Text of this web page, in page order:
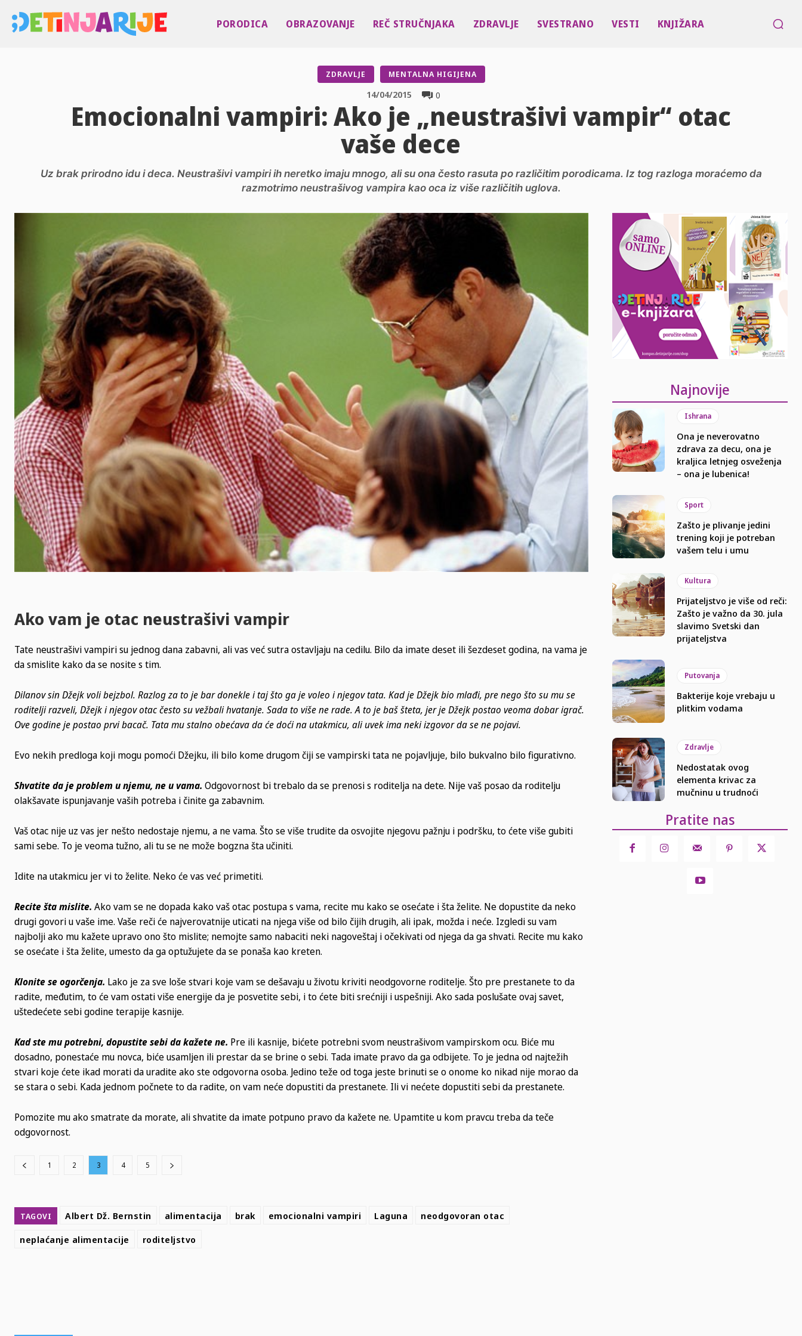
PORODICA OBRAZOVANJE REČ STRUČNJAKA ZDRAVLJE SVESTRANO VESTI KNJIŽARA
ZDRAVLJE MENTALNA HIGIJENA
0
14/04/2015
Emocionalni vampiri: Ako je „neustrašivi vampir“ otac
vaše dece
Uz brak prirodno idu i deca. Neustrašivi vampiri ih neretko imaju mnogo, ali su ona često rasuta po različitim porodicama. Iz tog razloga moraćemo da
razmotrimo neustrašivog vampira kao oca iz više različitih uglova.
Ako vam je otac neustrašivi vampir
Tate neustrašivi vampiri su jednog dana zabavni, ali vas već sutra ostavljaju na cedilu. Bilo da imate deset ili šezdeset godina, na vama je
da smislite kako da se nosite s tim.
Dilanov sin Džejk voli bejzbol. Razlog za to je bar donekle i taj što ga je voleo i njegov tata. Kad je Džejk bio mlađi, pre nego što su mu se
roditelji razveli, Džejk i njegov otac često su vežbali hvatanje. Sada to više ne rade. A to je baš šteta, jer je Džejk postao veoma dobar igrač.
Ove godine je postao prvi bacač. Tata mu stalno obećava da će doći na utakmicu, ali uvek ima neki izgovor da se ne pojavi.
Evo nekih predloga koji mogu pomoći Džejku, ili bilo kome drugom čiji se vampirski tata ne pojavljuje, bilo bukvalno bilo figurativno.
Shvatite da je problem u njemu, ne u vama. Odgovornost bi trebalo da se prenosi s roditelja na dete. Nije vaš posao da roditelju
olakšavate ispunjavanje vaših potreba i činite ga zabavnim.
Vaš otac nije uz vas jer nešto nedostaje njemu, a ne vama. Što se više trudite da osvojite njegovu pažnju i podršku, to ćete više gubiti
sami sebe. To je veoma tužno, ali tu se ne može bogzna šta učiniti.
Idite na utakmicu jer vi to želite. Neko će vas već primetiti.
Recite šta mislite. Ako vam se ne dopada kako vaš otac postupa s vama, recite mu kako se osećate i šta želite. Ne dopustite da neko
drugi govori u vaše ime. Vaše reči će najverovatnije uticati na njega više od bilo čijih drugih, ali ipak, možda i neće. Izgledi su vam
najbolji ako mu kažete upravo ono što mislite; nemojte samo nabaciti neki nagoveštaj i očekivati od njega da ga shvati. Recite mu kako
se osećate i šta želite, umesto da ga optužujete da se ponaša kao kreten.
Klonite se ogorčenja. Lako je za sve loše stvari koje vam se dešavaju u životu kriviti neodgovorne roditelje. Što pre prestanete to da
radite, međutim, to će vam ostati više energije da je posvetite sebi, i to ćete biti srećniji i uspešniji. Ako sada poslušate ovaj savet,
uštedećete sebi godine terapije kasnije.
Kad ste mu potrebni, dopustite sebi da kažete ne. Pre ili kasnije, bićete potrebni svom neustrašivom vampirskom ocu. Biće mu
dosadno, ponestaće mu novca, biće usamljen ili prestar da se brine o sebi. Tada imate pravo da ga odbijete. To je jedna od najtežih
stvari koje ćete ikad morati da uradite ako ste odgovorna osoba. Jedino teže od toga jeste brinuti se o onome ko nikad nije morao da
se stara o sebi. Kada jednom počnete to da radite, on vam neće dopustiti da prestanete. Ili vi nećete dopustiti sebi da prestanete.
Pomozite mu ako smatrate da morate, ali shvatite da imate potpuno pravo da kažete ne. Upamtite u kom pravcu treba da teče
odgovornost.
1 2 3 4 5
TAGOVI Albert Dž. Bernstin alimentacija brak emocionalni vampiri Laguna
neodgovoran otac
neplaćanje alimentacije
roditeljstvo
Najnovije
Ishrana
Ona je neverovatno
zdrava za decu, ona je
kraljica letnjeg osveženja
– ona je lubenica!
Sport
Zašto je plivanje jedini
trening koji je potreban
vašem telu i umu
Kultura
Prijateljstvo je više od reči:
Zašto je važno da 30. jula
slavimo Svetski dan
prijateljstva
Putovanja
Bakterije koje vrebaju u
plitkim vodama
Zdravlje
Nedostatak ovog
elementa krivac za
mučninu u trudnoći
Pratite nas